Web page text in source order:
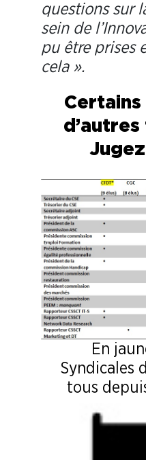
questions sur
sein de
pu être prises
cela ».
En
Syndicales
tous